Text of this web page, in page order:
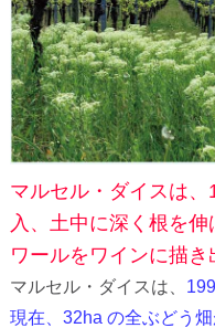
マルセル・ダイスは
入、土中に深く根を
ワールをワインに描き
マルセル・ダイスは、
現在、32ha の全ぶどう